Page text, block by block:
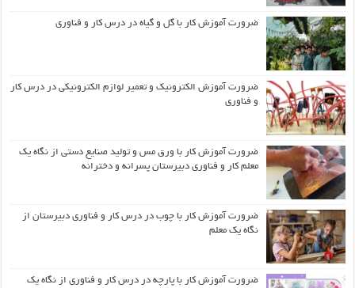
ضرورت آموزش کار با گل و گیاه در درس کار و فناوری
ضرورت آموزش الکترونیک و تعمیر لوازم الکترونیکی در درس کار
و فناوری
ضرورت آموزش کار با ورق مس و تولید صنایع دستی از نگاه یک
معلم کار و فناوری دبیرستان پسرانه و دخترانه
ضرورت آموزش کار با چوب در درس کار و فناوری دبیرستان از
نگاه یک معلم
ضرورت آموزش کار با پارچه در درس کار و فناوری از نگاه یک